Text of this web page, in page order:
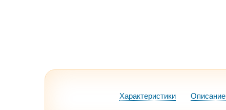
Характеристики Описание